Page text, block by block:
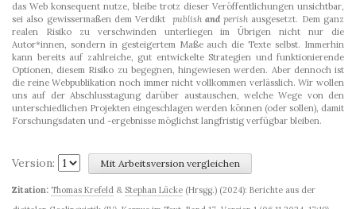
das Web konsequent nutze, bleibe trotz dieser Veröffentlichungen unsichtbar,
sei also gewissermaßen dem Verdikt publish andperish ausgesetzt. Dem ganz
realen Risiko zu verschwinden unterliegen im Übrigen nicht nur die
Autor*innen, sondern in gesteigertem Maße auch die Texte selbst. Immerhin
kann bereits auf zahlreiche, gut entwickelte Strategien und funktionierende
Optionen, diesem Risiko zu begegnen, hingewiesen werden. Aber dennoch ist
die reine Webpublikation noch immer nicht vollkommen verlässlich. Wir wollen
uns auf der Abschlusstagung darüber austauschen, welche Wege von den
unterschiedlichen Projekten eingeschlagen werden können (oder sollen), damit
Forschungsdaten und -ergebnisse möglichst langfristig verfügbar bleiben.
Version:
Zitation: Thomas Krefeld & Stephan Lücke (Hrsgg.) (2024): Berichte aus der